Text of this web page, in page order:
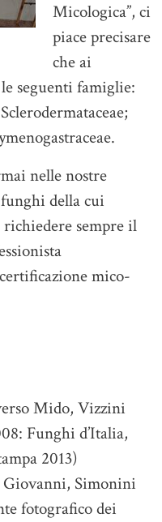
Micologica”, ci
piace precisare
che ai
seguenti famiglie:
nelle nostre
della cui
sempre il
mico-
Mido, Vizzini
Funghi d’Italia,
2013)
Giovanni, Simonini
fotografico dei